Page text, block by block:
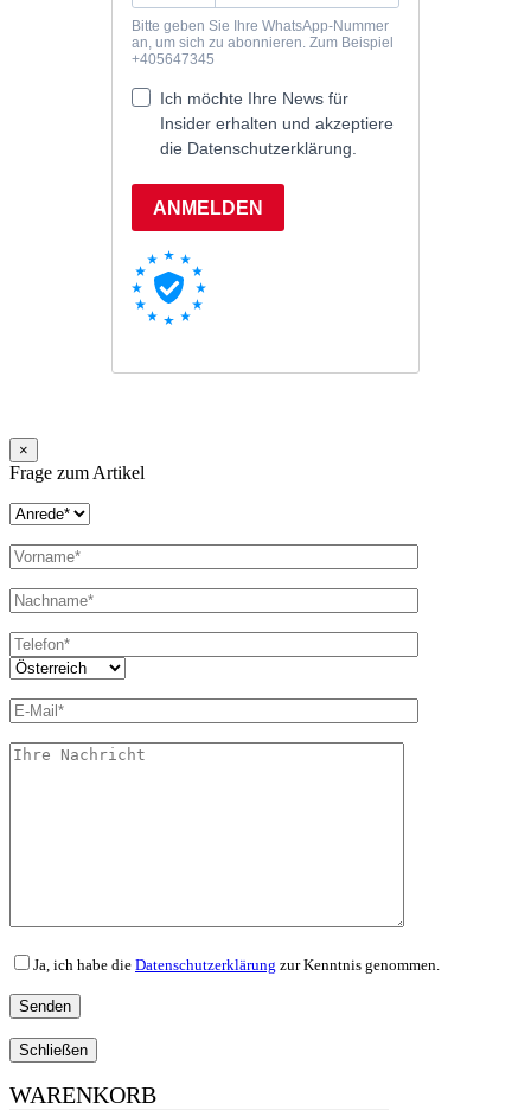
×
Frage zum Artikel
Ja, ich habe die Datenschutzerklärung zur Kenntnis genommen.
Schließen
WARENKORB